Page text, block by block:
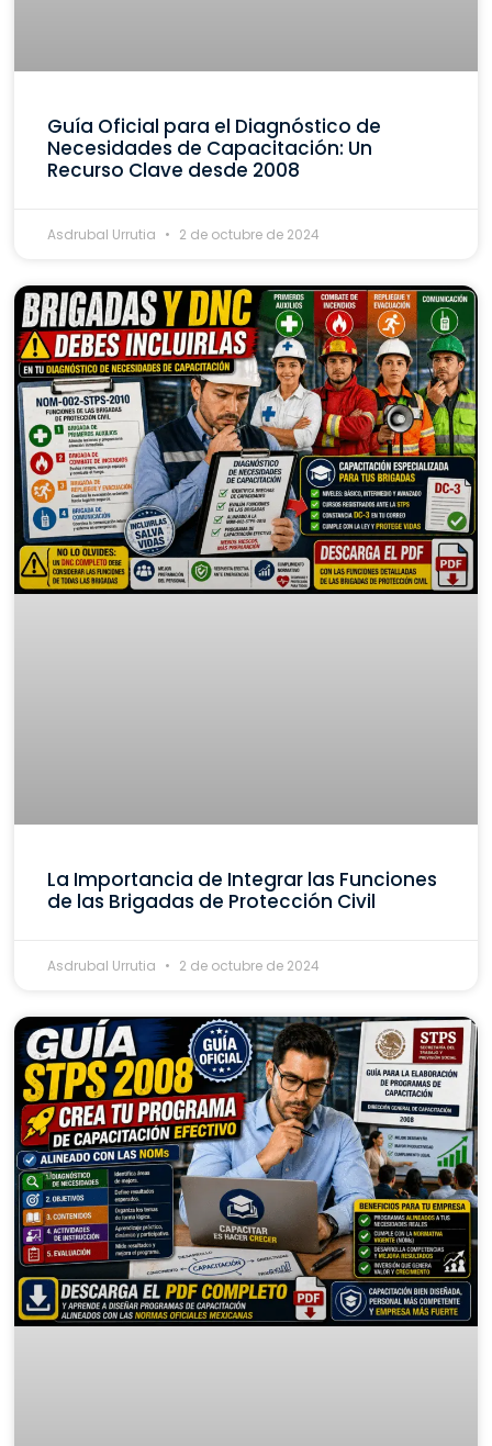
Guía Oficial para el Diagnóstico de
Necesidades de Capacitación: Un
Recurso Clave desde 2008
Asdrubal Urrutia 2 de octubre de 2024
La Importancia de Integrar las Funciones
de las Brigadas de Protección Civil
Asdrubal Urrutia 2 de octubre de 2024